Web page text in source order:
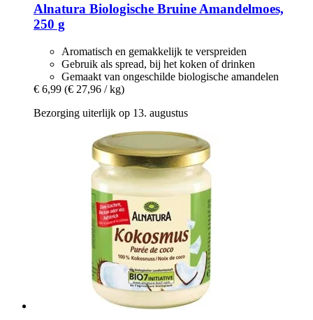
Alnatura Biologische Bruine Amandelmoes,
250 g
Aromatisch en gemakkelijk te verspreiden
Gebruik als spread, bij het koken of drinken
Gemaakt van ongeschilde biologische amandelen
€ 6,99 (€ 27,96 / kg)
Bezorging uiterlijk op 13. augustus